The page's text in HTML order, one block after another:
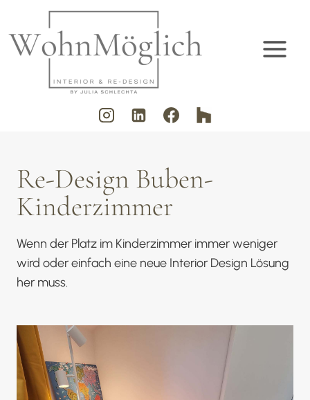
springen
Re-Design Buben-
Kinderzimmer
Wenn der Platz im Kinderzimmer immer weniger
wird oder einfach eine neue Interior Design Lösung
her muss.